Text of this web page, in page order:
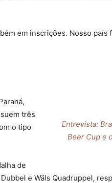
em inscrições. Nosso país
Entrevista:
Beer Cup e
três
o tipo
de
e Wäls Quadruppel,